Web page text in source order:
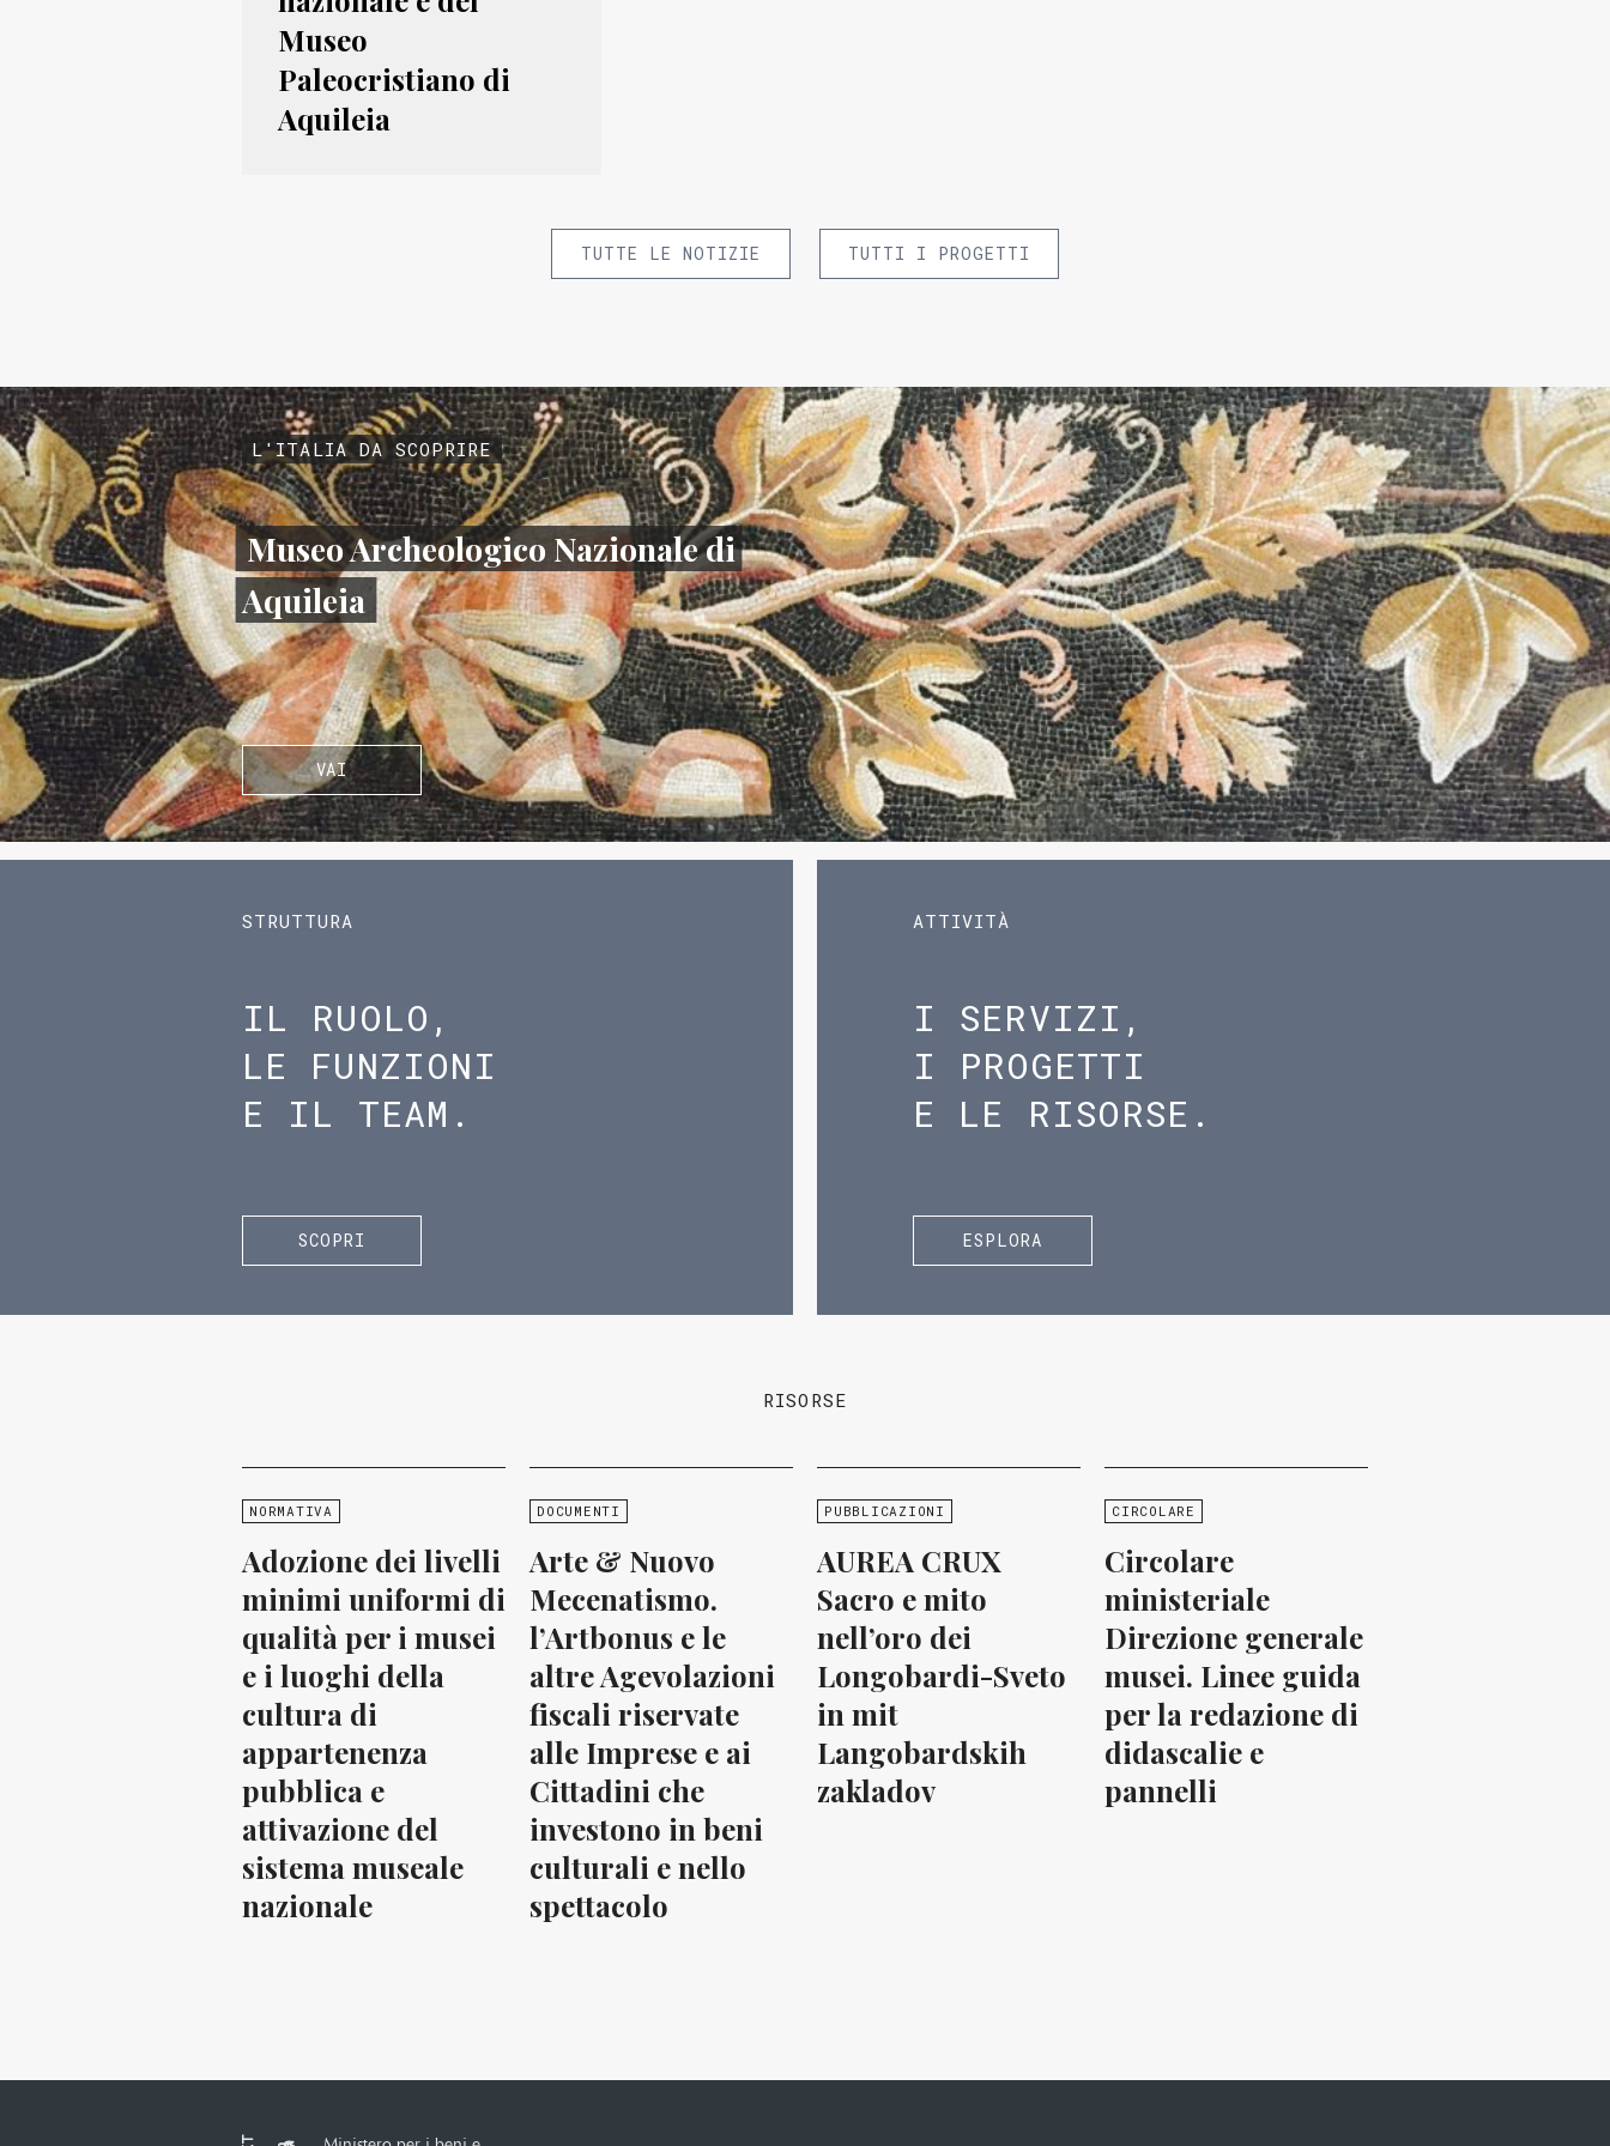
Museo
Paleocristiano di
Aquileia
TUTTE LE NOTIZIE TUTTI I PROGETTI
L'ITALIA DA SCOPRIRE
Museo Archeologico Nazionale di
Aquileia
VAI
STRUTTURA
IL RUOLO,
LE FUNZIONI
E IL TEAM.
SCOPRI
ATTIVITÀ
I SERVIZI,
I PROGETTI
E LE RISORSE.
ESPLORA
RISORSE
NORMATIVA
Adozione dei livelli
minimi uniformi di
qualità per i musei
e i luoghi della
cultura di
appartenenza
pubblica e
attivazione del
sistema museale
nazionale
DOCUMENTI
Arte & Nuovo
Mecenatismo.
l’Artbonus e le
altre Agevolazioni
fiscali riservate
alle Imprese e ai
Cittadini che
investono in beni
culturali e nello
spettacolo
PUBBLICAZIONI
AUREA CRUX
Sacro e mito
nell’oro dei
Longobardi-Sveto
in mit
Langobardskih
zakladov
CIRCOLARE
Circolare
ministeriale
Direzione generale
musei. Linee guida
per la redazione di
didascalie e
pannelli